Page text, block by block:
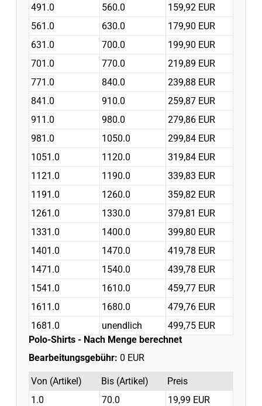
491.0 560.0
159,92 EUR
561.0
630.0
179,90 EUR
631.0
700.0
199,90 EUR
701.0
770.0
219,89 EUR
771.0
840.0
239,88 EUR
841.0
910.0
259,87 EUR
911.0
980.0
279,86 EUR
981.0
1050.0
299,84 EUR
1051.0
1120.0
319,84 EUR
1121.0
1190.0
339,83 EUR
1191.0
1260.0
359,82 EUR
1261.0
1330.0
379,81 EUR
1331.0
1400.0
399,80 EUR
1401.0
1470.0
419,78 EUR
1471.0
1540.0
439,78 EUR
1541.0
1610.0
459,77 EUR
1611.0
1680.0
479,76 EUR
1681.0
unendlich
499,75 EUR
Polo-Shirts - Nach Menge berechnet
Bearbeitungsgebühr: 0 EUR
Von (Artikel) Bis (Artikel)
Preis
1.0
70.0
19,99 EUR